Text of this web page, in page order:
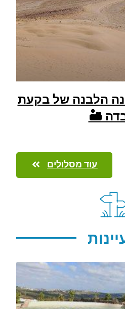
הלבנה של בקעת
🏜️
עוד מסלולים